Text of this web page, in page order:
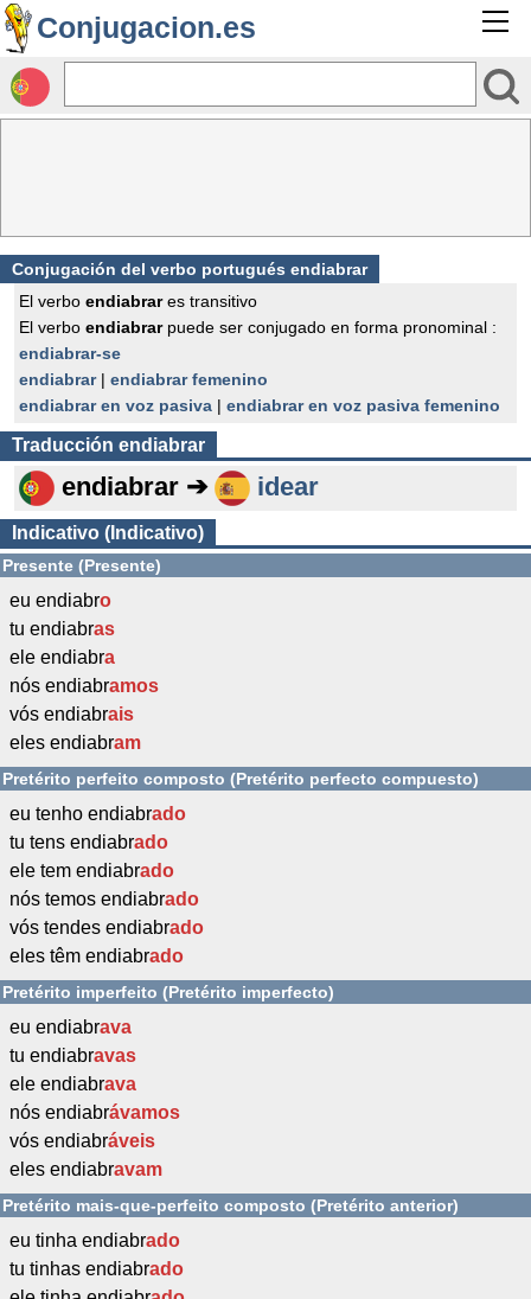
Conjugacion.es
Conjugación del verbo portugués endiabrar
El verbo endiabrares transitivo
El verbo endiabrarpuede ser conjugado en forma pronominal :
endiabrar-se
endiabrar| endiabrar femenino
endiabrar en voz pasiva | endiabrar en voz pasiva femenino
Traducción endiabrar
endiabrar ➔ idear
Indicativo (Indicativo)
Presente (Presente)
eu endiabro
tu endiabras
ele endiabra
nós endiabramos
vós endiabrais
eles endiabram
Pretérito perfeito composto (Pretérito perfecto compuesto)
eu tenho endiabrado
tu tens endiabrado
ele tem endiabrado
nós temos endiabrado
vós tendes endiabrado
eles têm endiabrado
Pretérito imperfeito (Pretérito imperfecto)
eu endiabrava
tu endiabravas
ele endiabrava
nós endiabrávamos
vós endiabráveis
eles endiabravam
Pretérito mais-que-perfeito composto (Pretérito anterior)
eu tinha endiabrado
tu tinhas endiabrado